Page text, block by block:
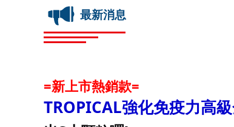
最新消息
=新上市熱銷款=
TROPICAL強化免疫力高